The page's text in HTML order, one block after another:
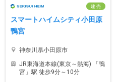
建 売
スマートハイムシティ小田原
鴨宮
神奈川県小田原市
JR東海道本線(東京～熱海) 「鴨
宮」駅 徒歩9分～10分